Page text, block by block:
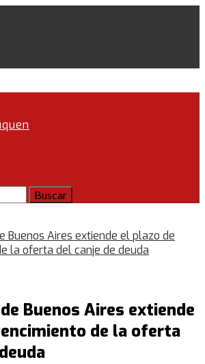
Buenos Aires extiende el plazo de
la oferta del canje de deuda
Buenos Aires extiende
de la oferta